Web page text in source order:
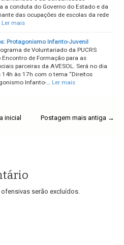
a conduta do Governo do Estado e da
das ocupações de escolas da rede
Ler mais
Protagonismo Infanto-Juvenil
de Voluntariado da PUCRS
de Formação para as
parceiras da AVESOL. Será no dia
às 17h com o tema “Direitos
Infanto-… Ler mais
Postagem mais antiga →
inicial
serão excluídos.